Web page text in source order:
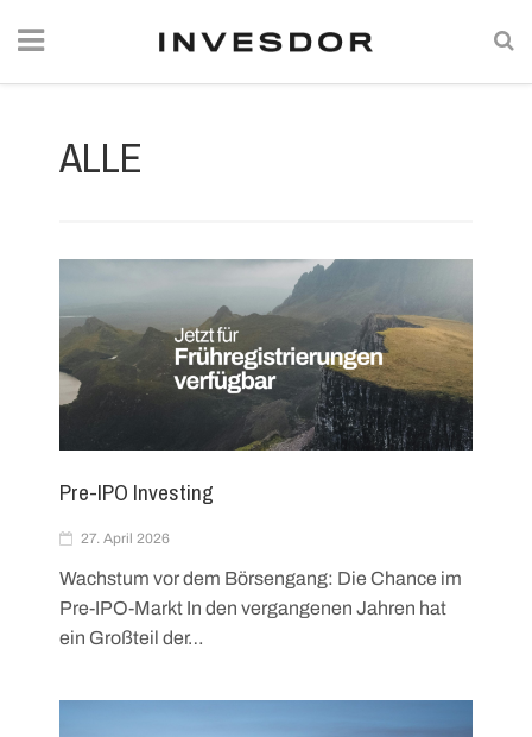
ALLE
Pre-IPO Investing
27. April 2026
Wachstum vor dem Börsengang: Die Chance im
Pre-IPO-Markt In den vergangenen Jahren hat
ein Großteil der…